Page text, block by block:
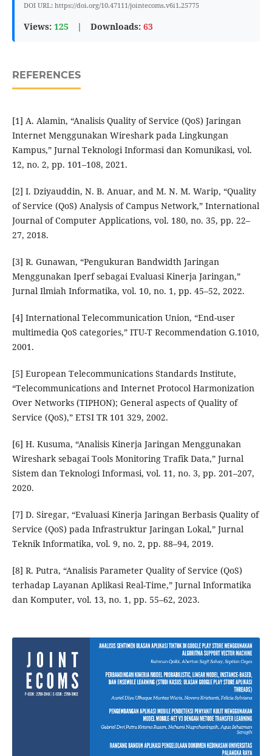
DOI URL: https://doi.org/10.47111/jointecoms.v6i1.25775
Views: 125 | Downloads: 63
REFERENCES
[1] A. Alamin, “Analisis Quality of Service (QoS) Jaringan
Internet Menggunakan Wireshark pada Lingkungan
Kampus,” Jurnal Teknologi Informasi dan Komunikasi, vol.
12, no. 2, pp. 101–108, 2021.
[2] I. Dziyauddin, N. B. Anuar, and M. N. M. Warip, “Quality
of Service (QoS) Analysis of Campus Network,” International
Journal of Computer Applications, vol. 180, no. 35, pp. 22–
27, 2018.
[3] R. Gunawan, “Pengukuran Bandwidth Jaringan
Menggunakan Iperf sebagai Evaluasi Kinerja Jaringan,”
Jurnal Ilmiah Informatika, vol. 10, no. 1, pp. 45–52, 2022.
[4] International Telecommunication Union, “End-user
multimedia QoS categories,” ITU-T Recommendation G.1010,
2001.
[5] European Telecommunications Standards Institute,
“Telecommunications and Internet Protocol Harmonization
Over Networks (TIPHON); General aspects of Quality of
Service (QoS),” ETSI TR 101 329, 2002.
[6] H. Kusuma, “Analisis Kinerja Jaringan Menggunakan
Wireshark sebagai Tools Monitoring Trafik Data,” Jurnal
Sistem dan Teknologi Informasi, vol. 11, no. 3, pp. 201–207,
2020.
[7] D. Siregar, “Evaluasi Kinerja Jaringan Berbasis Quality of
Service (QoS) pada Infrastruktur Jaringan Lokal,” Jurnal
Teknik Informatika, vol. 9, no. 2, pp. 88–94, 2019.
[8] R. Putra, “Analisis Parameter Quality of Service (QoS)
terhadap Layanan Aplikasi Real-Time,” Jurnal Informatika
dan Komputer, vol. 13, no. 1, pp. 55–62, 2023.